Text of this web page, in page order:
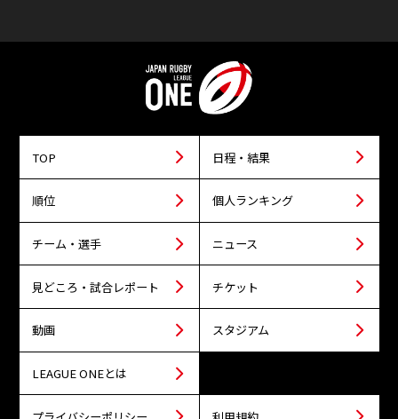
TOP 日程・結果
順位 個人ランキング
チーム・選手 ニュース
見どころ・試合レポート チケット
動画 スタジアム
LEAGUE ONEとは